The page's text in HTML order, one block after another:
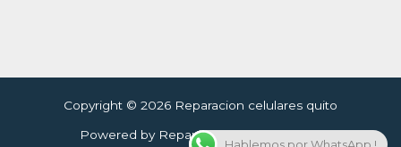
Copyright © 2026 Reparacion celulares quito
Powered by Reparacion celulares quito